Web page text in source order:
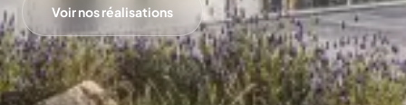
Voir nos réalisations